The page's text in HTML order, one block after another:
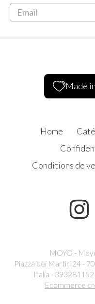
Made
Home
Conditions de
MOYO -
Piazza dei Martiri 24 -
Italia -
Ecommerce